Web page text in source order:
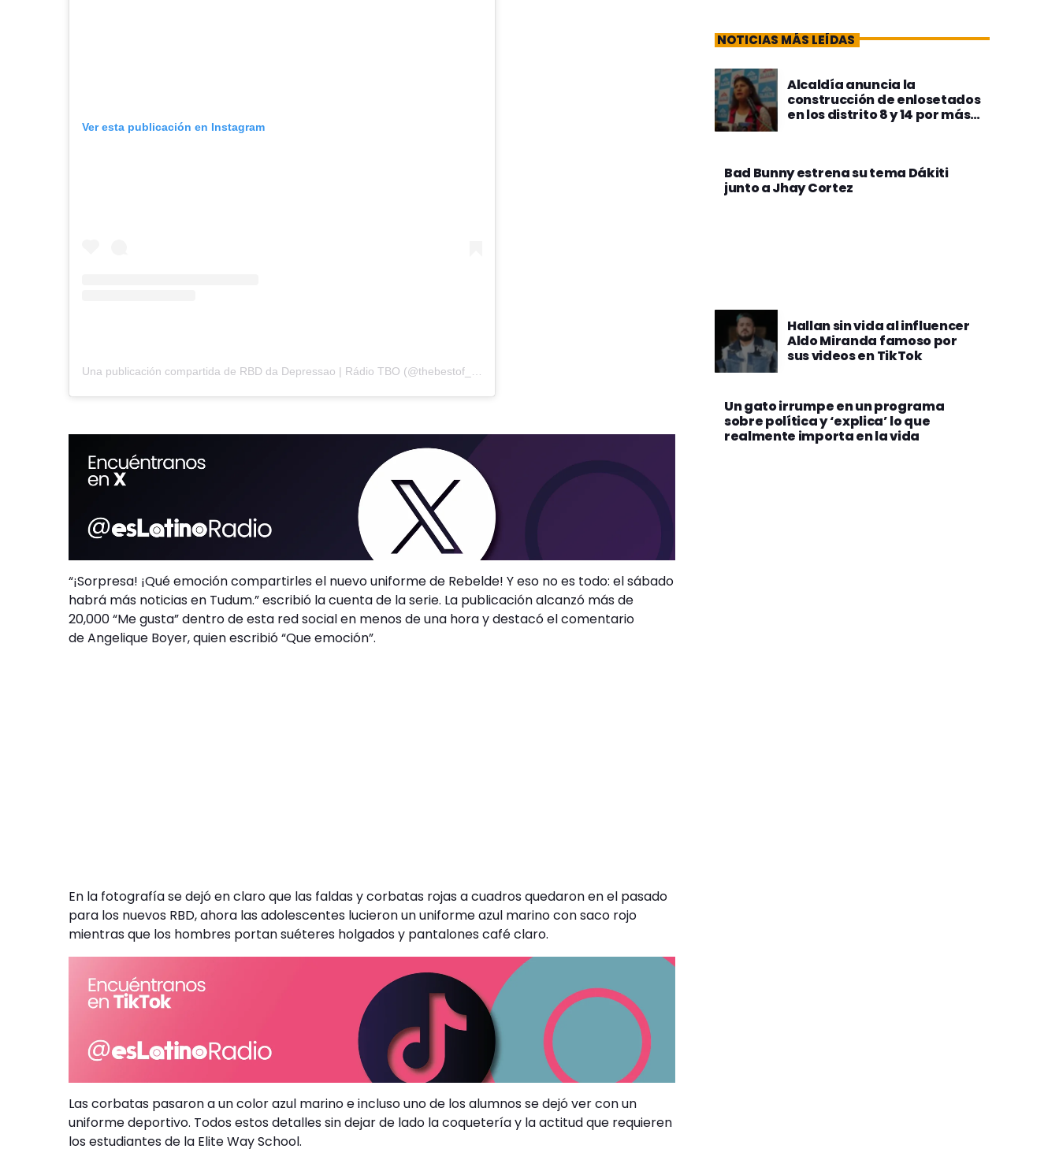
Ver esta publicación en Instagram
“¡Sorpresa! ¡Qué emoción compartirles el nuevo uniforme de Rebelde! Y eso no es todo: el sábado
habrá más noticias en Tudum.” escribió la cuenta de la serie. La publicación alcanzó más de
20,000 “Me gusta” dentro de esta red social en menos de una hora y destacó el comentario
de Angelique Boyer, quien escribió “Que emoción”.
En la fotografía se dejó en claro que las faldas y corbatas rojas a cuadros quedaron en el pasado
para los nuevos RBD, ahora las adolescentes lucieron un uniforme azul marino con saco rojo
mientras que los hombres portan suéteres holgados y pantalones café claro.
Las corbatas pasaron a un color azul marino e incluso uno de los alumnos se dejó ver con un
uniforme deportivo. Todos estos detalles sin dejar de lado la coquetería y la actitud que requieren
los estudiantes de la Elite Way School.
NOTICIAS MÁS LEÍDAS
Alcaldía anuncia la
construcción de enlosetados
en los distrito 8 y 14 por más
Bad Bunny estrena su tema Dákiti
junto a Jhay Cortez
Hallan sin vida al influencer
Aldo Miranda famoso por
sus videos en TikTok
Un gato irrumpe en un programa
sobre política y ‘explica’ lo que
realmente importa en la vida